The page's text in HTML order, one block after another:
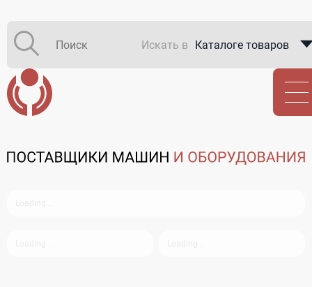
Искать в Каталоге товаров
Каталоге компаний